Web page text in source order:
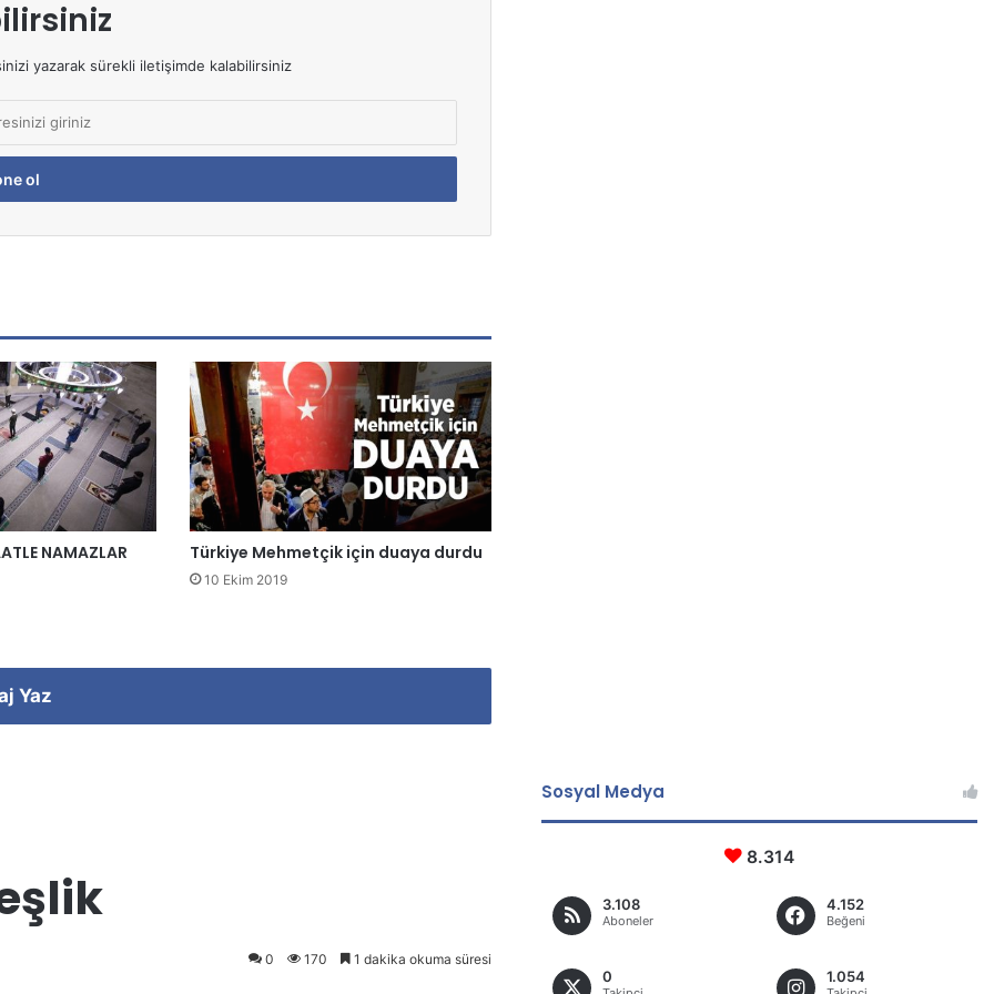
yazarak sürekli iletişimde kalabilirsiniz
NAMAZLAR
Türkiye Mehmetçik için duaya durdu
10 Ekim 2019
Yaz